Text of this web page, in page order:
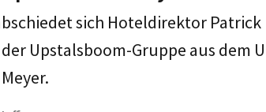
sich Hoteldirektor
Upstalsboom-Gruppe aus dem